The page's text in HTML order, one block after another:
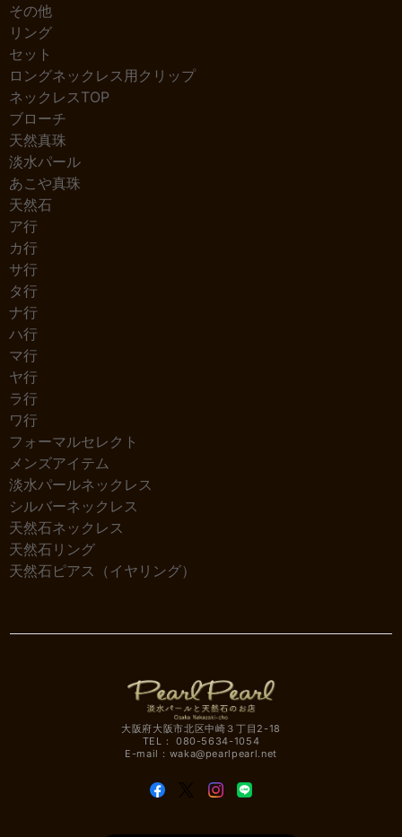
その他
リング
セット
ロングネックレス用クリップ
ネックレスTOP
ブローチ
天然真珠
淡水パール
あこや真珠
天然石
ア行
カ行
サ行
タ行
ナ行
ハ行
マ行
ヤ行
ラ行
ワ行
フォーマルセレクト
メンズアイテム
淡水パールネックレス
シルバーネックレス
天然石ネックレス
天然石リング
天然石ピアス（イヤリング）
大阪府大阪市北区中崎３丁目2-18
TEL： 080-5634-1054
E-mail： waka@pearlpearl.net